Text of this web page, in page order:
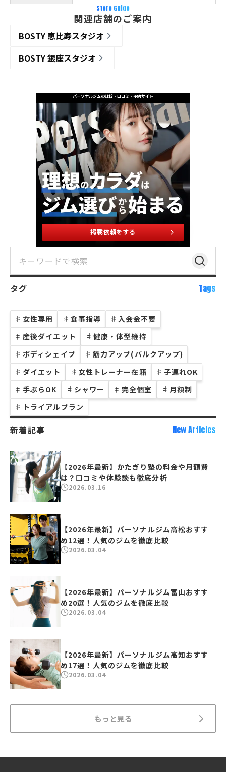
Store Guide
関連店舗のご案内
BOSTY 恵比寿スタジオ
BOSTY 銀座スタジオ
パーソナルジムの比較・口コミ・予約サイト
掲載依頼をする
タグ Tags
♯ 女性専用 ♯ 食事指導 ♯ 入会金不要
♯ 産後ダイエット ♯ 健康・体型維持
♯ ボディシェイプ ♯ 筋力アップ(バルクアップ)
♯ ダイエット ♯ 女性トレーナー在籍 ♯ 子連れOK
♯ 手ぶらOK ♯ シャワー ♯ 完全個室 ♯ 月額制
♯ トライアルプラン
新着記事 New Articles
【2026年最新】かたぎり塾の料金や月額費
は？口コミや体験談も徹底分析
2026.03.16
【2026年最新】パーソナルジム高松おすす
め12選！人気のジムを徹底比較
2026.03.04
【2026年最新】パーソナルジム富山おすす
め20選！人気のジムを徹底比較
2026.03.04
【2026年最新】パーソナルジム高知おすす
め17選！人気のジムを徹底比較
2026.03.04
もっと見る